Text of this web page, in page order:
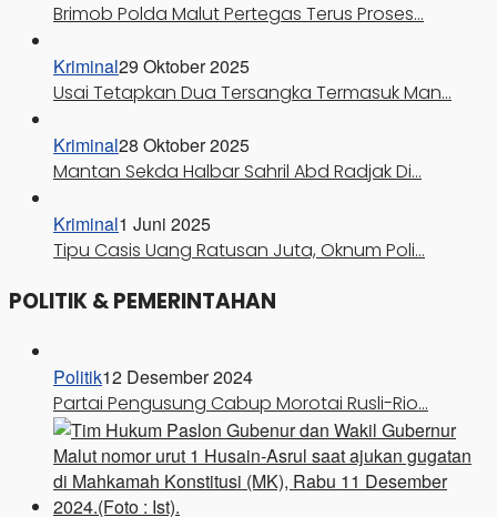
Brimob Polda Malut Pertegas Terus Proses…
Kriminal29 Oktober 2025
Usai Tetapkan Dua Tersangka Termasuk Man…
Kriminal28 Oktober 2025
Mantan Sekda Halbar Sahril Abd Radjak Di…
Kriminal1 Juni 2025
Tipu Casis Uang Ratusan Juta, Oknum Poli…
POLITIK & PEMERINTAHAN
Politik12 Desember 2024
Partai Pengusung Cabup Morotai Rusli-Rio…